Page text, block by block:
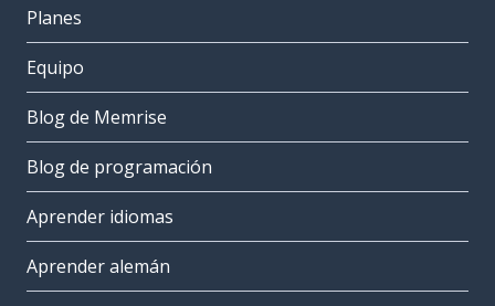
Planes
Equipo
Blog de Memrise
Blog de programación
Aprender idiomas
Aprender alemán